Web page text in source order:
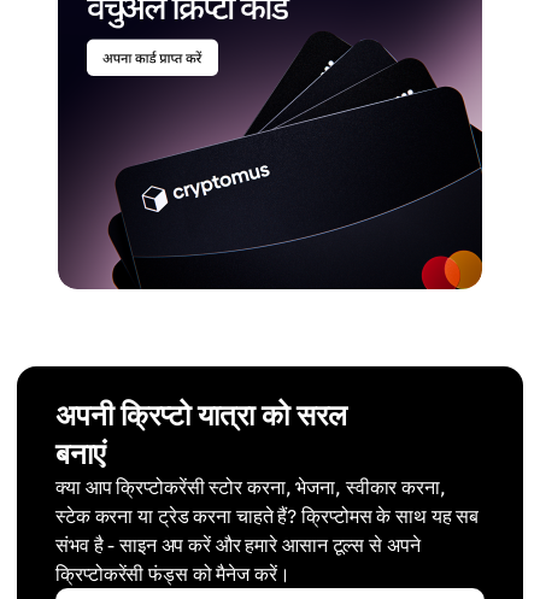
अपनी क्रिप्टो यात्रा को सरल
बनाएं
क्या आप क्रिप्टोकरेंसी स्टोर करना, भेजना, स्वीकार करना,
स्टेक करना या ट्रेड करना चाहते हैं? क्रिप्टोमस के साथ यह सब
संभव है - साइन अप करें और हमारे आसान टूल्स से अपने
क्रिप्टोकरेंसी फंड्स को मैनेज करें।